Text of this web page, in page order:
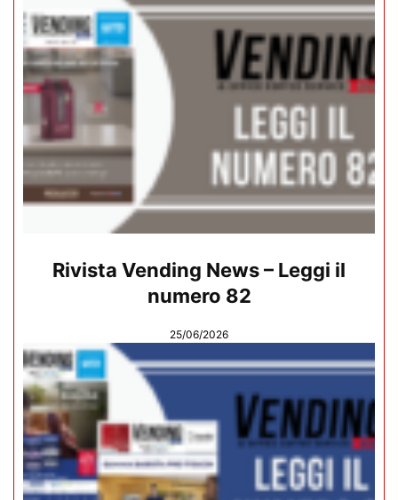
Rivista Vending News – Leggi il
numero 82
25/06/2026